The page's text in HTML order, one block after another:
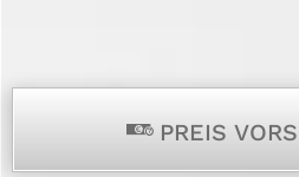
p PREIS